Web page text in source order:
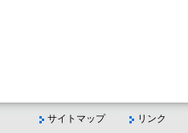
サイトマップ リンク